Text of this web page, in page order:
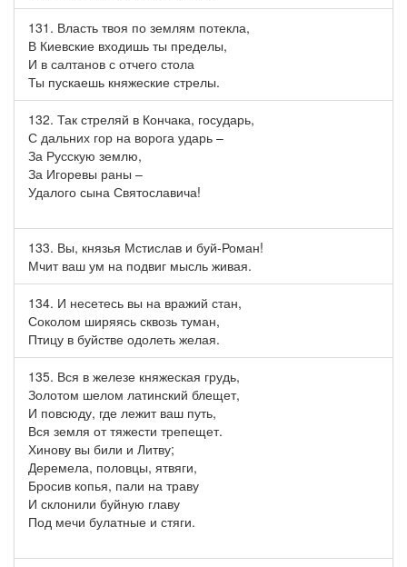
131. Власть твоя по землям потекла,
В Киевские входишь ты пределы,
И в салтанов с отчего стола
Ты пускаешь княжеские стрелы.
132. Так стреляй в Кончака, государь,
С дальних гор на ворога ударь –
За Русскую землю,
За Игоревы раны –
Удалого сына Святославича!
133. Вы, князья Мстислав и буй-Роман!
Мчит ваш ум на подвиг мысль живая.
134. И несетесь вы на вражий стан,
Соколом ширяясь сквозь туман,
Птицу в буйстве одолеть желая.
135. Вся в железе княжеская грудь,
Золотом шелом латинский блещет,
И повсюду, где лежит ваш путь,
Вся земля от тяжести трепещет.
Хинову вы били и Литву;
Деремела, половцы, ятвяги,
Бросив копья, пали на траву
И склонили буйную главу
Под мечи булатные и стяги.